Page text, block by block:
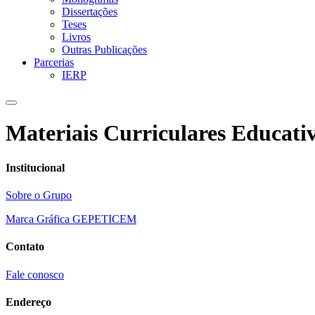
Dissertações
Teses
Livros
Outras Publicações
Parcerias
IERP
Materiais Curriculares
Institucional
Sobre o Grupo
Marca Gráfica GEPETICEM
Contato
Fale conosco
Endereço